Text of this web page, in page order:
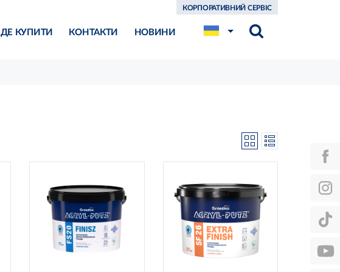
ДЕ КУПИТИ КОНТАКТИ НОВИНИ
КОРПОРАТИВНИЙ СЕРВІС
готова до використання
відмінний кінцевий ефект
- ідеально гладкі стіни
наповнювачі з
плитковою структурою
- легко наноситься та
шліфується
готова до використання
ідеальна для ручного та
машинного нанесення
нанесення «мокрим по
мокрому»
ідеально гладкі стіни
легко наноситься